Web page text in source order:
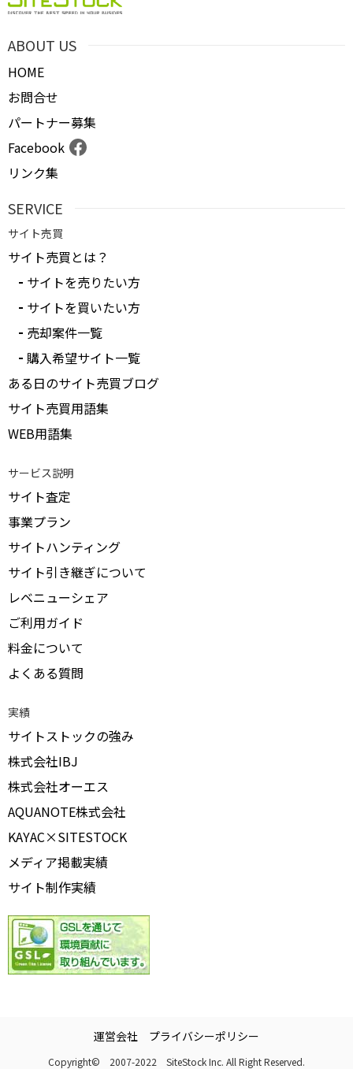
ABOUT US
HOME
お問合せ
パートナー募集
Facebook
リンク集
SERVICE
サイト売買
サイト売買とは？
サイトを売りたい方
サイトを買いたい方
売却案件一覧
購入希望サイト一覧
ある日のサイト売買ブログ
サイト売買用語集
WEB用語集
サービス説明
サイト査定
事業プラン
サイトハンティング
サイト引き継ぎについて
レベニューシェア
ご利用ガイド
料金について
よくある質問
実績
サイトストックの強み
株式会社IBJ
株式会社オーエス
AQUANOTE株式会社
KAYAC×SITESTOCK
メディア掲載実績
サイト制作実績
運営会社 プライバシーポリシー
Copyright© 2007-2022 SiteStock Inc. All Right Reserved.